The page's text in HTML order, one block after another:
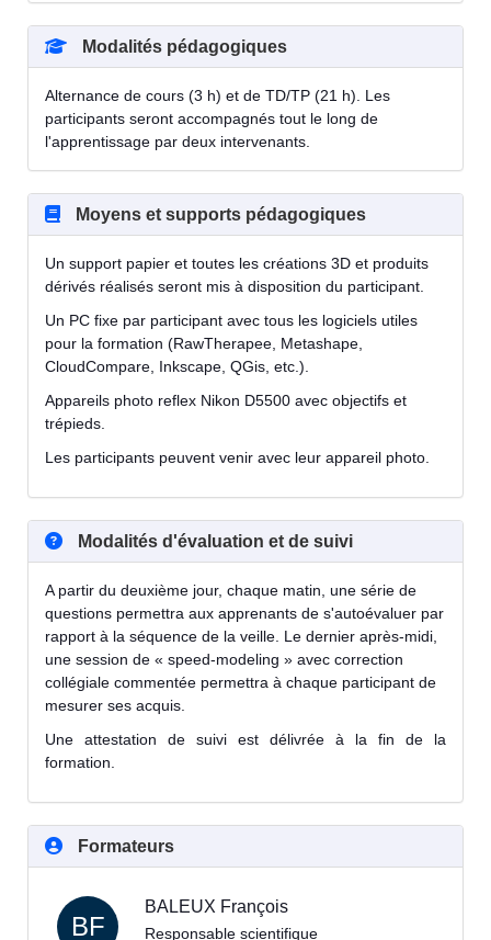
Modalités pédagogiques
Alternance de cours (3 h) et de TD/TP (21 h). Les
participants seront accompagnés tout le long de
l'apprentissage par deux intervenants.
Moyens et supports pédagogiques
Un support papier et toutes les créations 3D et produits
dérivés réalisés seront mis à disposition du participant.
Un PC fixe par participant avec tous les logiciels utiles
pour la formation (RawTherapee, Metashape,
CloudCompare, Inkscape, QGis, etc.).
Appareils photo reflex Nikon D5500 avec objectifs et
trépieds.
Les participants peuvent venir avec leur appareil photo.
Modalités d'évaluation et de suivi
A partir du deuxième jour, chaque matin, une série de
questions permettra aux apprenants de s'autoévaluer par
rapport à la séquence de la veille. Le dernier après-midi,
une session de « speed-modeling » avec correction
collégiale commentée permettra à chaque participant de
mesurer ses acquis.
Une attestation de suivi est délivrée à la fin de la
formation.
Formateurs
BF
BALEUX François
Responsable scientifique